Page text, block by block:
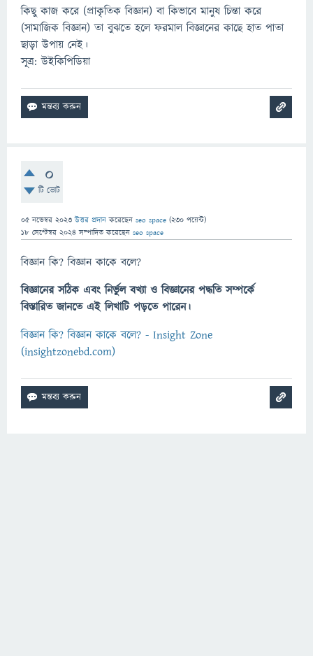
কিছু কাজ করে (প্রাকৃতিক বিজ্ঞান) বা কিভাবে মানুষ চিন্তা করে
(সামাজিক বিজ্ঞান) তা বুঝতে হলে ফরমাল বিজ্ঞানের কাছে হাত পাতা
ছাড়া উপায় নেই।
সূত্র: উইকিপিডিয়া
0
টি ভোট
05 নভেম্বর 2023 উত্তর প্রদান করেছেন seo space (230 পয়েন্ট)
18 সেপ্টেম্বর 2024 সম্পাদিত করেছেন seo space
বিজ্ঞান কি? বিজ্ঞান কাকে বলে?
বিজ্ঞানের সঠিক এবং নির্ভুল বখ্যা ও বিজ্ঞানের পদ্ধতি সম্পর্কে
বিস্তারিত জানতে এই লিখাটি পড়তে পারেন।
বিজ্ঞান কি? বিজ্ঞান কাকে বলে? - Insight Zone
(insightzonebd.com)